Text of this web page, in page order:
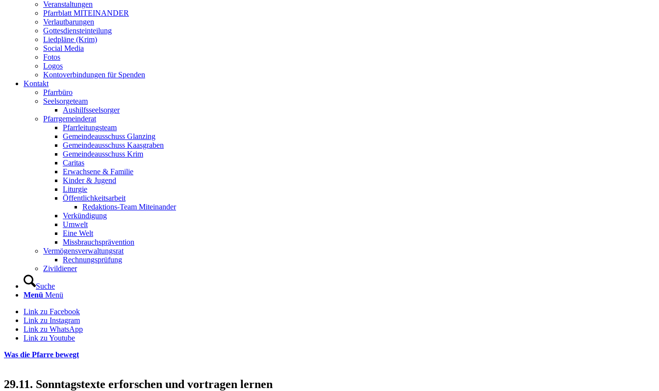
Veranstaltungen
Pfarrblatt MITEINANDER
Verlautbarungen
Gottesdiensteinteilung
Liedpläne (Krim)
Social Media
Fotos
Logos
Kontoverbindungen für Spenden
Kontakt
Pfarrbüro
Seelsorgeteam
Aushilfsseelsorger
Pfarrgemeinderat
Pfarrleitungsteam
Gemeindeausschuss Glanzing
Gemeindeausschuss Kaasgraben
Gemeindeausschuss Krim
Caritas
Erwachsene & Familie
Kinder & Jugend
Liturgie
Öffentlichkeitsarbeit
Redaktions-Team Miteinander
Verkündigung
Umwelt
Eine Welt
Missbrauchsprävention
Vermögensverwaltungsrat
Rechnungsprüfung
Zivildiener
Suche
Menü Menü
Link zu Facebook
Link zu Instagram
Link zu WhatsApp
Link zu Youtube
Was die Pfarre bewegt
29.11. Sonntagstexte erforschen und vortragen lernen